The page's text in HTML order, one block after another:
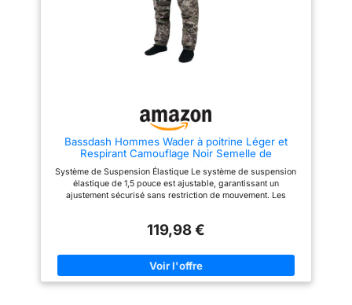
l'eau dans la mer, dans les lacs,
élastiques réglables offrant un
confort accru et garantissant un
dans les pieds des bas
anatomiques s'adapte à une
l'usure, garantissant ainsi la
durabilité. Chaque paire de
cuissardes Bassdash est
imperméabilité à 100 % et des
cuissardes pour hommes
imperméables sont livrées avec
un sac de rangement en filet et
Bassdash Hommes Wader à poitrine Léger et
Respirant Camouflage Noir Semelle de
Chaussette pour la Pêche à la Mouche et la
Chasse FW11
Système de Suspension Élastique Le système de suspension
élastique de 1,5 pouce est ajustable, garantissant un
ajustement sécurisé sans restriction de mouvement. Les
ferme Stockage et Attachements de Sécurité La poche zippée
polaire à accès direct offrent des espaces de rangement
pratiques. Une poche intérieure amovible permet un accès
rapide aux objets essentiels, tandis que les anneaux D sur la
119,98 €